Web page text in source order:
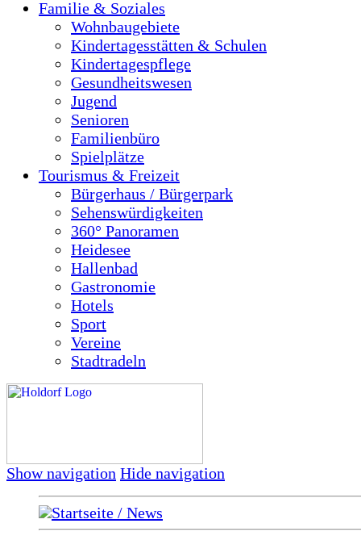
Familie & Soziales
Wohnbaugebiete
Kindertagesstätten & Schulen
Kindertagespflege
Gesundheitswesen
Jugend
Senioren
Familienbüro
Spielplätze
Tourismus & Freizeit
Bürgerhaus / Bürgerpark
Sehenswürdigkeiten
360° Panoramen
Heidesee
Hallenbad
Gastronomie
Hotels
Sport
Vereine
Stadtradeln
Show navigation Hide navigation
Startseite / News